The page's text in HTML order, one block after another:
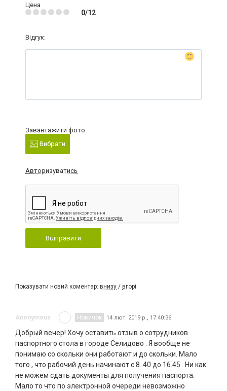
Цена
0/12
Відгук:
Завантажити фото:
Вибрати
Авторизуватись
Відправити
Показувати новий коментар: внизу / вгорі
Anonymous Новичок 14 лют. 2019 р., 17:40:36
Добрый вечер! Хочу оставить отзыв о сотрудников
паспортного стола в городе Селидово . Я вообще не
понимаю со скольки они работают и до скольки. Мало
того , что рабочий день начинают с 8. 40 до 16.45 . Ни как
не можем сдать документы для получения паспорта.
Мало то что по электронной очереди невозможно